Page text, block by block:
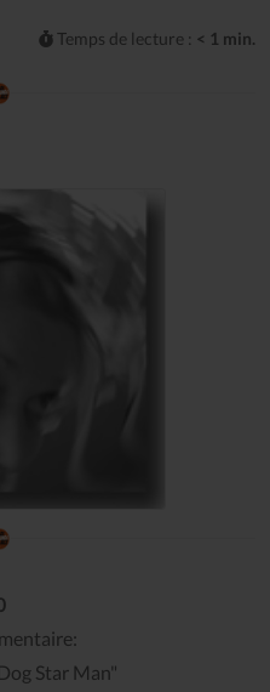
Temps de lecture : < 1 min.
Star Man"